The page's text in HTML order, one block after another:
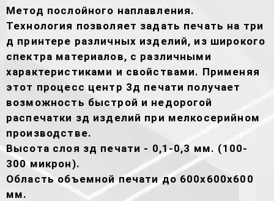
Метод послойного наплавления.
Технология позволяет задать печать на три
д принтере различных изделий, из широкого
спектра материалов, с различными
характеристиками и свойствами. Применяя
этот процесс центр 3д печати получает
возможность быстрой и недорогой
распечатки зд изделий при мелкосерийном
производстве.
Высота слоя зд печати - 0,1-0,3 мм. (100-
300 микрон).
Область объемной печати до 600х600х600
мм.